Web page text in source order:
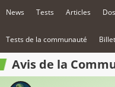
News Tests Articles
Tests de la communauté
Avis de la